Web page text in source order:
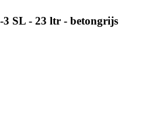
SL - 23 ltr - betongrijs